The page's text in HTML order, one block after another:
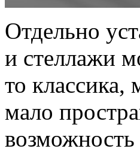
Отдельно
и стеллажи
то
мало